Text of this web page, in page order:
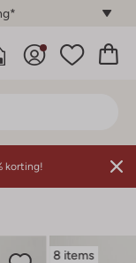
korting!
8 items